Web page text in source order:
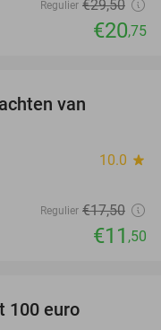
Regulier €29,50
€20,75
van
10.0 star
Regulier €17,50
€11 ,50
100 euro